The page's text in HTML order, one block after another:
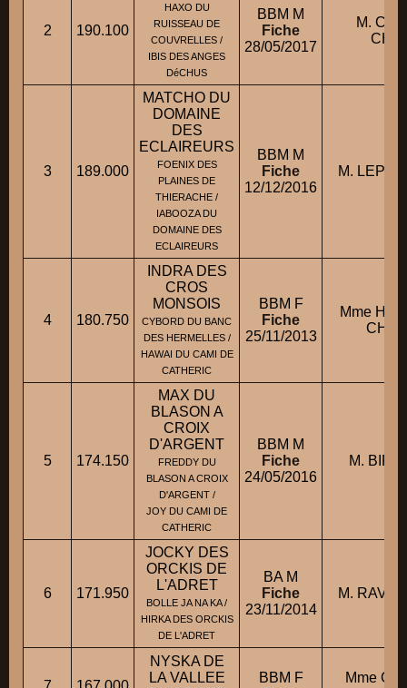
2 190.100
HAXO DU
RUISSEAU DE
COUVRELLES /
IBIS DES ANGES
DéCHUS
BBM M
Fiche
28/05/2017
M.
3 189.000
MATCHO DU
DOMAINE
DES
ECLAIREURS
FOENIX DES
PLAINES DE
THIERACHE /
IABOOZA DU
DOMAINE DES
ECLAIREURS
BBM M
Fiche
12/12/2016
M.
4 180.750
INDRA DES
CROS
MONSOIS
CYBORD DU BANC
DES HERMELLES /
HAWAI DU CAMI DE
CATHERIC
BBM F
Fiche
25/11/2013
Mme
5 174.150
MAX DU
BLASON A
CROIX
D'ARGENT
FREDDY DU
BLASON A CROIX
D'ARGENT /
JOY DU CAMI DE
CATHERIC
BBM M
Fiche
24/05/2016
M.
6 171.950
JOCKY DES
ORCKIS DE
L'ADRET
BOLLE JA NA KA /
HIRKA DES ORCKIS
DE L'ADRET
BA M
Fiche
23/11/2014
M.
NYSKA DE
LA VALLEE
BBM F
Mme